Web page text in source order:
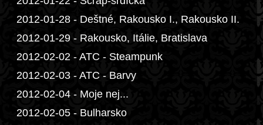
2012-01-28 - Deštné, Rakousko I., Rakousko II.
2012-01-29 - Rakousko, Itálie, Bratislava
2012-02-02 - ATC - Steampunk
2012-02-03 - ATC - Barvy
2012-02-04 - Moje nej...
2012-02-05 - Bulharsko